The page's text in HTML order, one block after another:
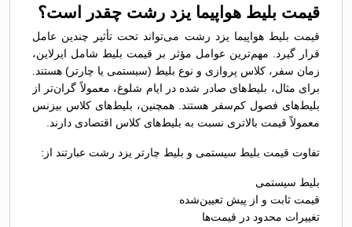
قیمت بلیط هواپیما یزد رشت چقدر است؟
قیمت بلیط هواپیما یزد رشت می‌تواند تحت تأثیر چندین عامل
قرار گیرد. مهم‌ترین عوامل مؤثر بر قیمت بلیط شامل ایرلاین،
زمان سفر، کلاس پروازی و نوع بلیط (سیستمی یا چارتر) هستند.
برای مثال، بلیط‌های صادر شده در ایام شلوغ، معمولاً گران‌تر از
بلیط‌های فصول کم‌سفر هستند. همچنین، بلیط‌های کلاس بیزنس
معمولاً قیمت بالاتری نسبت به بلیط‌های کلاس اقتصادی دارند.
تفاوت قیمت بلیط سیستمی و بلیط چارتر یزد رشت عبارتند از:
بلیط سیستمی
قیمت ثابت و از پیش تعیین‌شده
تغییرات محدود در قیمت‌ها